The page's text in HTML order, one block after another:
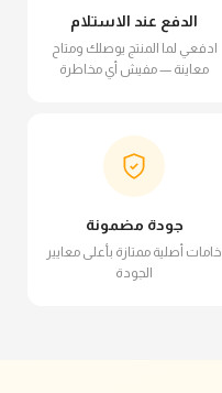
الدفع عند الاستلام
ادفعي لما المنتج يوصلك ومتاح
معاينة — مفيش أي مخاطرة
جودة مضمونة
خامات أصلية ممتازة بأعلى معايير
الجودة